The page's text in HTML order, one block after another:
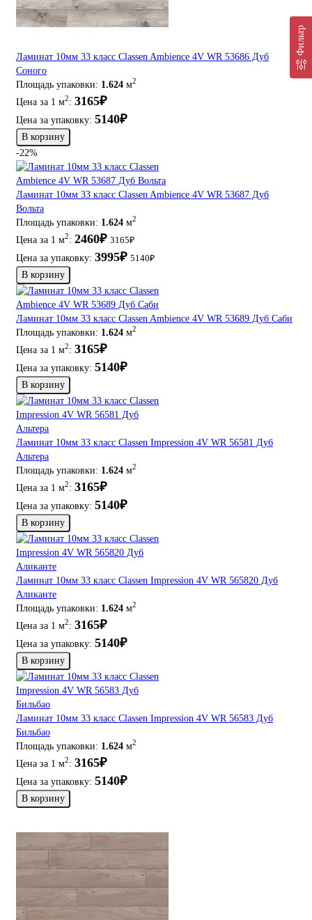
Фильтр
Ламинат 10мм 33 класс Classen Ambience 4V WR 53686 Дуб
Соного
Площадь упаковки: 1.624 м2
Цена за 1 м2: 3165₽
Цена за упаковку: 5140₽
В корзину
-22%
Ламинат 10мм 33 класс Classen Ambience 4V WR 53687 Дуб
Вольта
Площадь упаковки: 1.624 м2
Цена за 1 м2: 2460₽ 3165₽
Цена за упаковку: 3995₽ 5140₽
В корзину
Ламинат 10мм 33 класс Classen Ambience 4V WR 53689 Дуб Саби
Площадь упаковки: 1.624 м2
Цена за 1 м2: 3165₽
Цена за упаковку: 5140₽
В корзину
Ламинат 10мм 33 класс Classen Impression 4V WR 56581 Дуб
Альтера
Площадь упаковки: 1.624 м2
Цена за 1 м2: 3165₽
Цена за упаковку: 5140₽
В корзину
Ламинат 10мм 33 класс Classen Impression 4V WR 565820 Дуб
Аликанте
Площадь упаковки: 1.624 м2
Цена за 1 м2: 3165₽
Цена за упаковку: 5140₽
В корзину
Ламинат 10мм 33 класс Classen Impression 4V WR 56583 Дуб
Бильбао
Площадь упаковки: 1.624 м2
Цена за 1 м2: 3165₽
Цена за упаковку: 5140₽
В корзину